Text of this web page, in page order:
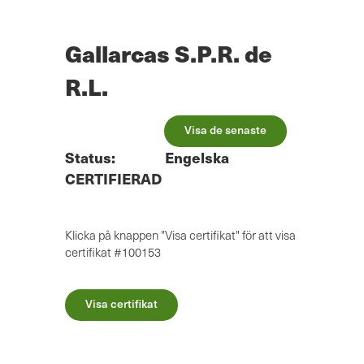
Gallarcas S.P.R. de
R.L.
Visa de senaste
Status:
CERTIFIERAD
Engelska
Klicka på knappen "Visa certifikat" för att visa
certifikat #100153
Visa certifikat